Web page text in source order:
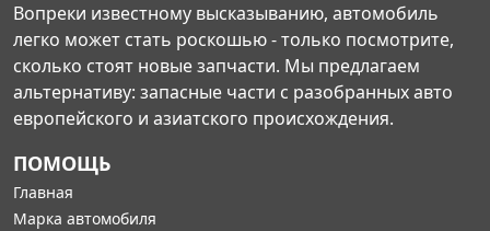
Вопреки известному высказыванию, автомобиль
легко может стать роскошью - только посмотрите,
сколько стоят новые запчасти. Мы предлагаем
альтернативу: запасные части с разобранных авто
европейского и азиатского происхождения.
ПОМОЩЬ
Главная
Марка автомобиля